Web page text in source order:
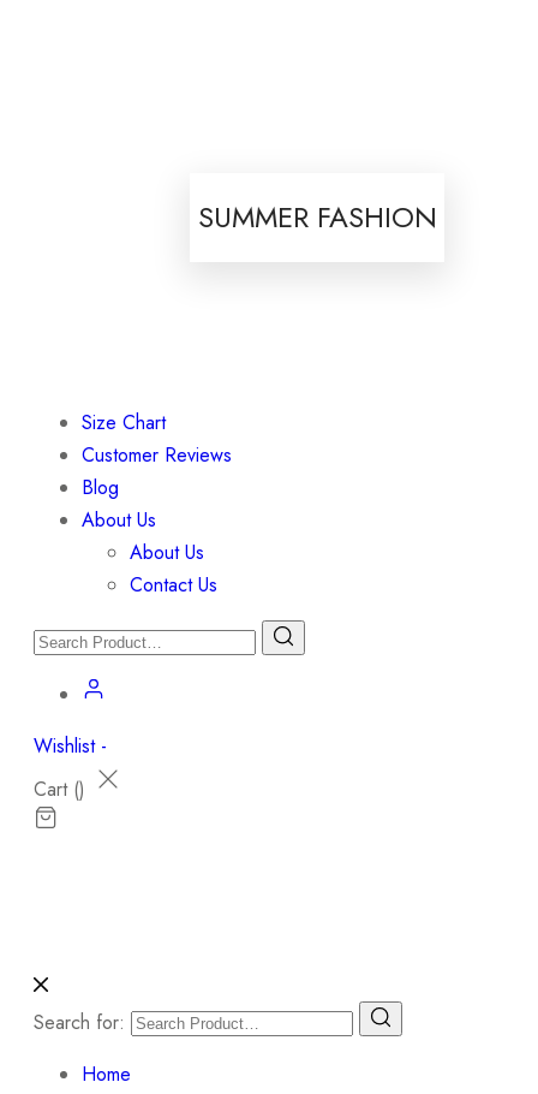
SUMMER FASHION
Size Chart
Customer Reviews
Blog
About Us
About Us
Contact Us
Wishlist -
Cart ()
Search for:
Home